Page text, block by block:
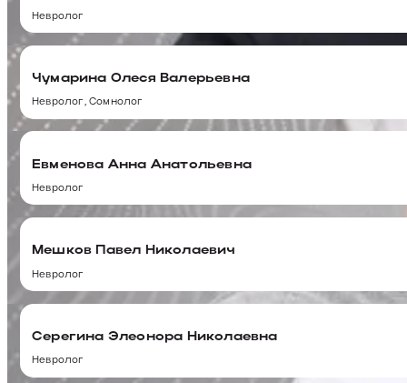
Невролог
Чумарина Олеся Валерьевна
Невролог, Сомнолог
Евменова Анна Анатольевна
Невролог
Мешков Павел Николаевич
Невролог
Серегина Элеонора Николаевна
Невролог